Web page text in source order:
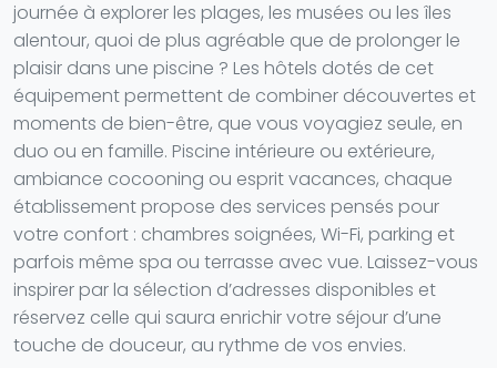
journée à explorer les plages, les musées ou les îles
alentour, quoi de plus agréable que de prolonger le
plaisir dans une piscine ? Les hôtels dotés de cet
équipement permettent de combiner découvertes et
moments de bien-être, que vous voyagiez seule, en
duo ou en famille. Piscine intérieure ou extérieure,
ambiance cocooning ou esprit vacances, chaque
établissement propose des services pensés pour
votre confort : chambres soignées, Wi-Fi, parking et
parfois même spa ou terrasse avec vue. Laissez-vous
inspirer par la sélection d’adresses disponibles et
réservez celle qui saura enrichir votre séjour d’une
touche de douceur, au rythme de vos envies.